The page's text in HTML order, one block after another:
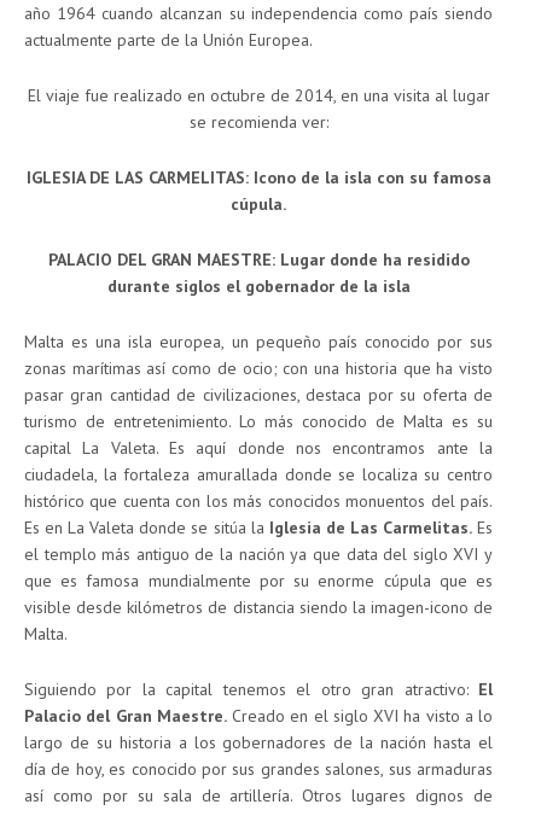
año 1964 cuando alcanzan su independencia como país siendo
actualmente parte de la Unión Europea.
El viaje fue realizado en octubre de 2014, en una visita al lugar
se recomienda ver:
IGLESIA DE LAS CARMELITAS: Icono de la isla con su famosa
cúpula.
PALACIO DEL GRAN MAESTRE: Lugar donde ha residido
durante siglos el gobernador de la isla
Malta es una isla europea, un pequeño país conocido por sus
zonas marítimas así como de ocio; con una historia que ha visto
pasar gran cantidad de civilizaciones, destaca por su oferta de
turismo de entretenimiento. Lo más conocido de Malta es su
capital La Valeta. Es aquí donde nos encontramos ante la
ciudadela, la fortaleza amurallada donde se localiza su centro
histórico que cuenta con los más conocidos monuentos del país.
Es en La Valeta donde se sitúa la Iglesia de Las Carmelitas.Es
el templo más antiguo de la nación ya que data del siglo XVI y
que es famosa mundialmente por su enorme cúpula que es
visible desde kilómetros de distancia siendo la imagen-icono de
Malta.
Siguiendo por la capital tenemos el otro gran atractivo:El
Palacio del Gran Maestre.Creado en el siglo XVI ha visto a lo
largo de su historia a los gobernadores de la nación hasta el
día de hoy, es conocido por sus grandes salones, sus armaduras
así como por su sala de artillería. Otros lugares dignos de